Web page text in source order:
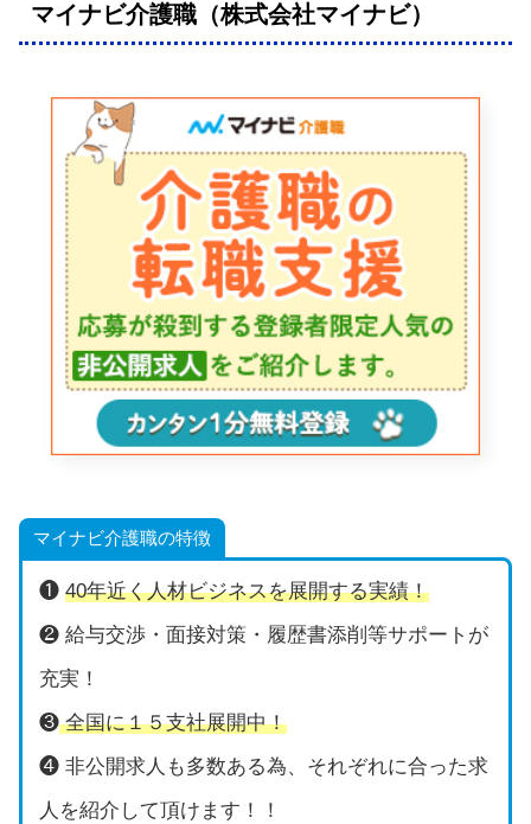
マイナビ介護職（株式会社マイナビ）
マイナビ介護職の特徴
❶ 40年近く人材ビジネスを展開する実績！
❷ 給与交渉・面接対策・履歴書添削等サポートが
充実！
❸全国に１５支社展開中！
❹ 非公開求人も多数ある為、それぞれに合った求
人を紹介して頂けます！！